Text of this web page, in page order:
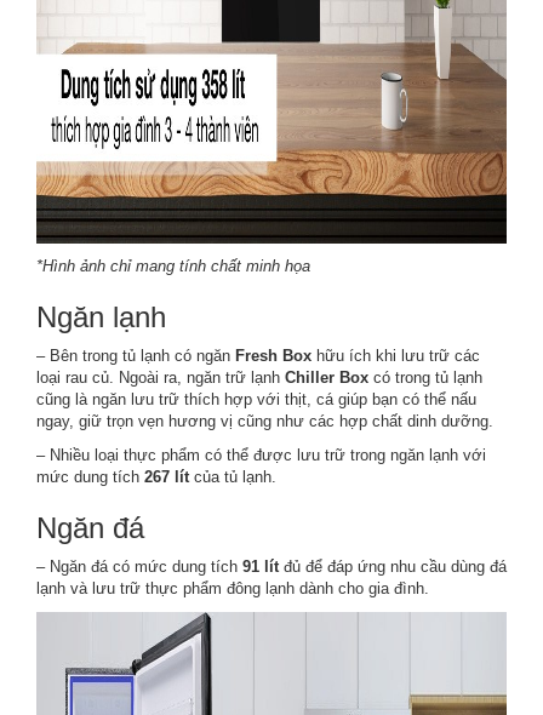
*Hình ảnh chỉ mang tính chất minh họa
Ngăn lạnh
– Bên trong tủ lạnh có ngăn Fresh Box hữu ích khi lưu trữ các
loại rau củ. Ngoài ra, ngăn trữ lạnh Chiller Box có trong tủ lạnh
cũng là ngăn lưu trữ thích hợp với thịt, cá giúp bạn có thể nấu
ngay, giữ trọn vẹn hương vị cũng như các hợp chất dinh dưỡng.
– Nhiều loại thực phẩm có thể được lưu trữ trong ngăn lạnh với
mức dung tích 267 lítcủa tủ lạnh.
Ngăn đá
– Ngăn đá có mức dung tích 91 lítđủ để đáp ứng nhu cầu dùng đá
lạnh và lưu trữ thực phẩm đông lạnh dành cho gia đình.